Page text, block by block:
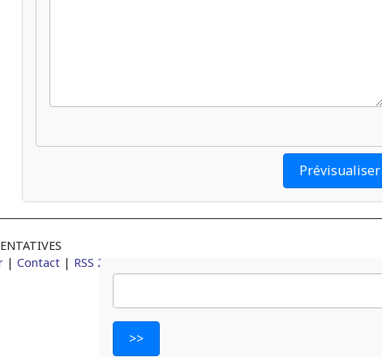
| Contact| RSS 2.0